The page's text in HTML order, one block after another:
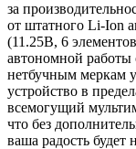
за
от штатного Li-Ion
(11.25В, 6
автономной
нетбучным меркам
устройство в
всемогущий
что без
ваша радость будет